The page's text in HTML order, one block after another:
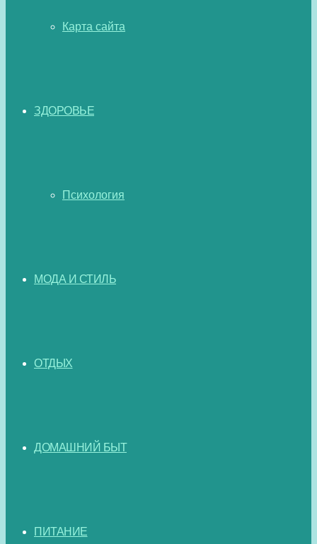
Карта сайта
ЗДОРОВЬЕ
Психология
МОДА И СТИЛЬ
ОТДЫХ
ДОМАШНИЙ БЫТ
ПИТАНИЕ